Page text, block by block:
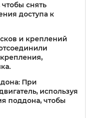
чтобы снять
доступа к
и креплений
При
используя
поддона, чтобы